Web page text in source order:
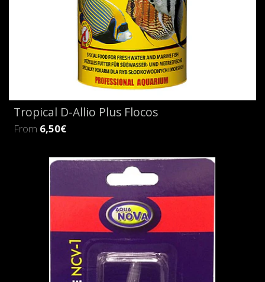
Tropical D-Allio Plus Flocos
From 6,50€